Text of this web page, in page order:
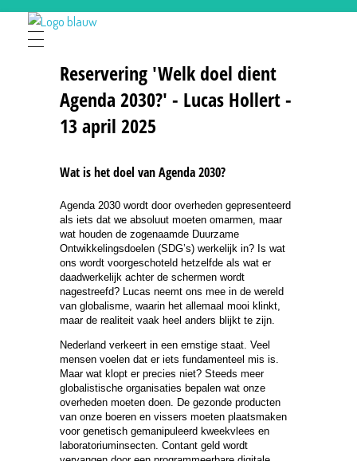
Lezingen Schijndel
Informeren, inspireren & verbinden.